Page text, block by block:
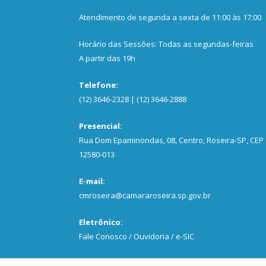
Atendimento de segunda a sexta de 11:00 às 17:00
Horário das Sessões: Todas as segundas-feiras
A partir das 19h
Telefone:
(12) 3646-2328 | (12) 3646-2888
Presencial:
Rua Dom Epaminondas, 08, Centro, Roseira-SP, CEP
12580-013
E-mail:
cmroseira@camararoseira.sp.gov.br
Eletrônico:
Fale Conosco / Ouvidoria / e-SIC